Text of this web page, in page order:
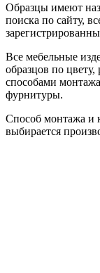
Образцы имеют
поиска по сайту,
Все мебельные
образцов по
способами
фурнитуры.
Способ монтажа и
выбирается